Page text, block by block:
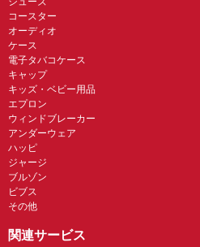
コースター
オーディオ
ケース
電子タバコケース
キャップ
キッズ・ベビー用品
エプロン
ウィンドブレーカー
アンダーウェア
ハッピ
ジャージ
ブルゾン
ビブス
その他
関連サービス